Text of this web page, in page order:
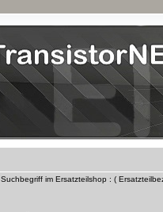
Suchbegriff im Ersatzteilshop : (